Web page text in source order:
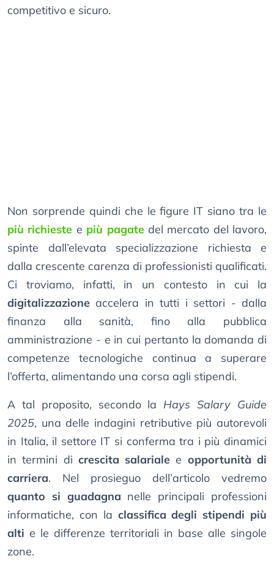
competitivo e sicuro.
Non sorprende quindi che le figure IT siano tra le
più richieste e più pagatedel mercato del lavoro,
spinte dall’elevata specializzazione richiesta e
dalla crescente carenza di professionisti qualificati.
Ci troviamo, infatti, in un contesto in cui la
digitalizzazione accelera in tutti i settori - dalla
finanza alla sanità, fino alla pubblica
amministrazione - e in cui pertanto la domanda di
competenze tecnologiche continua a superare
l’offerta, alimentando una corsa agli stipendi.
A tal proposito, secondo la Hays Salary Guide
2025, una delle indagini retributive più autorevoli
in Italia, il settore IT si conferma tra i più dinamici
in termini di crescita salariale e opportunità di
carriera. Nel prosieguo dell’articolo vedremo
quanto si guadagna nelle principali professioni
informatiche, con la classifica degli stipendi più
alti e le differenze territoriali in base alle singole
zone.